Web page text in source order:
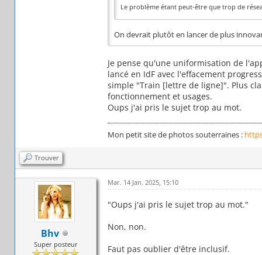
Le problème étant peut-être que trop de
On devrait plutôt en lancer de plus
Je pense qu'une uniformisation de
lancé en IdF avec l'effacement
simple "Train [lettre de ligne]". Plus
fonctionnement et usages.
Oups j'ai pris le sujet trop au mot.
Mon petit site de photos souterraines :
Trouver
Bhv
Super posteur
Mar. 14 Jan. 2025, 15:10
"Oups j'ai pris le sujet trop au mot."
Non, non.
Faut pas oublier d'être inclusif.